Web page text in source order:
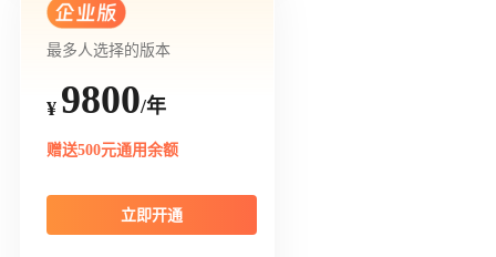
最多人选择的版本
¥ 9800/年
赠送500元通用余额
立即开通